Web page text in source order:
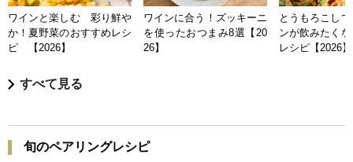
ワインと楽しむ 彩り鮮や
か！夏野菜のおすすめレシ
ピ 【2026】
ワインに合う！ズッキーニ
を使ったおつまみ8選【20
26】
とうもろこし
ンが飲みたく
レシピ【2026】
すべて見る
旬のペアリングレシピ